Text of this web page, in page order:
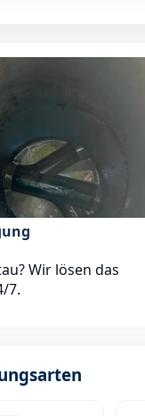
Wir lösen das
7.